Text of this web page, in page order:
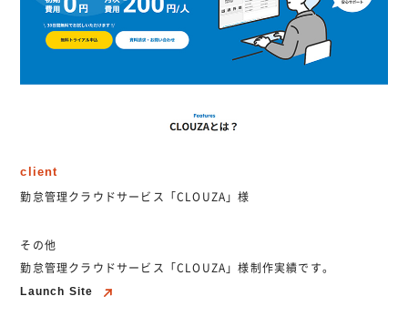
client
勤怠管理クラウドサービス「CLOUZA」様
その他
勤怠管理クラウドサービス「CLOUZA」様制作実績です。
Launch Site